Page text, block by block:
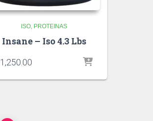
ISO PROTEINAS
Insane – Iso 4.3 Lbs
1,250.00